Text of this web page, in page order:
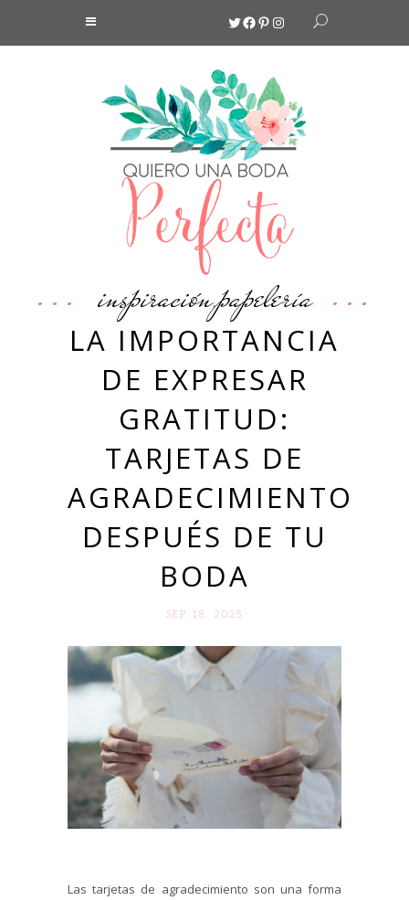
Twitter
Facebook
Pinterest
Instagram
inspiración,papelería
LA IMPORTANCIA
DE EXPRESAR
GRATITUD:
TARJETAS DE
AGRADECIMIENTO
DESPUÉS DE TU
BODA
SEP 18. 2025
Las tarjetas de agradecimiento son una forma